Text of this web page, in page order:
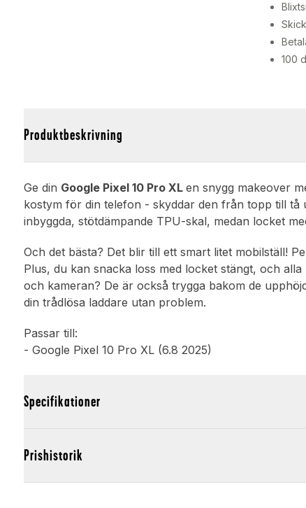
100
Produktbeskrivning
Ge din Google Pixel 10 Pro XLen snygg makeover
kostym för din telefon - skyddar den från topp till tå
inbyggda, stötdämpande TPU-skal, medan locket
Och det bästa? Det blir till ett smart litet mobilställ!
Plus, du kan snacka loss med locket stängt, och
och kameran? De är också trygga bakom de
din trådlösa laddare utan problem.
Passar till:
- Google Pixel 10 Pro XL (6.8 2025)
Specifikationer
Prishistorik